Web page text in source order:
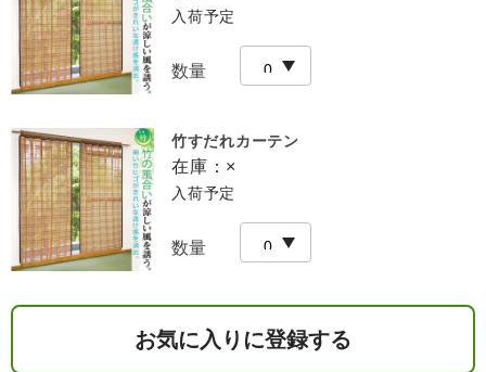
入荷予定
数量
竹すだれカーテン
在庫： ×
入荷予定
数量
お気に入りに登録する